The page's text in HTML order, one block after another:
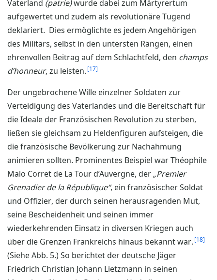
Vaterland (patrie)wurde dabei zum Märtyrertum
aufgewertet und zudem als revolutionäre Tugend
deklariert. Dies ermöglichte es jedem Angehörigen
des Militärs, selbst in den untersten Rängen, einen
ehrenvollen Beitrag auf dem Schlachtfeld, den champs
d’honneur, zu leisten. 17
Der ungebrochene Wille einzelner Soldaten zur
Verteidigung des Vaterlandes und die Bereitschaft für
die Ideale der Französischen Revolution zu sterben,
ließen sie gleichsam zu Heldenfiguren aufsteigen, die
die französische Bevölkerung zur Nachahmung
animieren sollten. Prominentes Beispiel war Théophile
Malo Corret de La Tour d’Auvergne, der„Premier
Grenadier de la République“, ein französischer Soldat
und Offizier, der durch seinen herausragenden Mut,
seine Bescheidenheit und seinen immer
wiederkehrenden Einsatz in diversen Kriegen auch
über die Grenzen Frankreichs hinaus bekannt war. 18
(Siehe Abb. 5.) So berichtet der deutsche Jäger
Friedrich Christian Johann Lietzmann in seinen